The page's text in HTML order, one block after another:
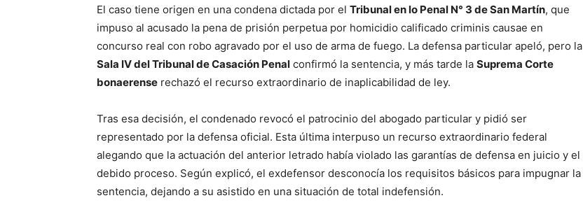
El caso tiene origen en una condena dictada por el Tribunal en lo Penal N° 3 de San Martín, que
impuso al acusado la pena de prisión perpetua por homicidio calificado criminis causae en
concurso real con robo agravado por el uso de arma de fuego. La defensa particular apeló, pero la
Sala IV del Tribunal de Casación Penal confirmó la sentencia, y más tarde la Suprema Corte
bonaerense rechazó el recurso extraordinario de inaplicabilidad de ley.
Tras esa decisión, el condenado revocó el patrocinio del abogado particular y pidió ser
representado por la defensa oficial. Esta última interpuso un recurso extraordinario federal
alegando que la actuación del anterior letrado había violado las garantías de defensa en juicio y el
debido proceso. Según explicó, el exdefensor desconocía los requisitos básicos para impugnar la
sentencia, dejando a su asistido en una situación de total indefensión.